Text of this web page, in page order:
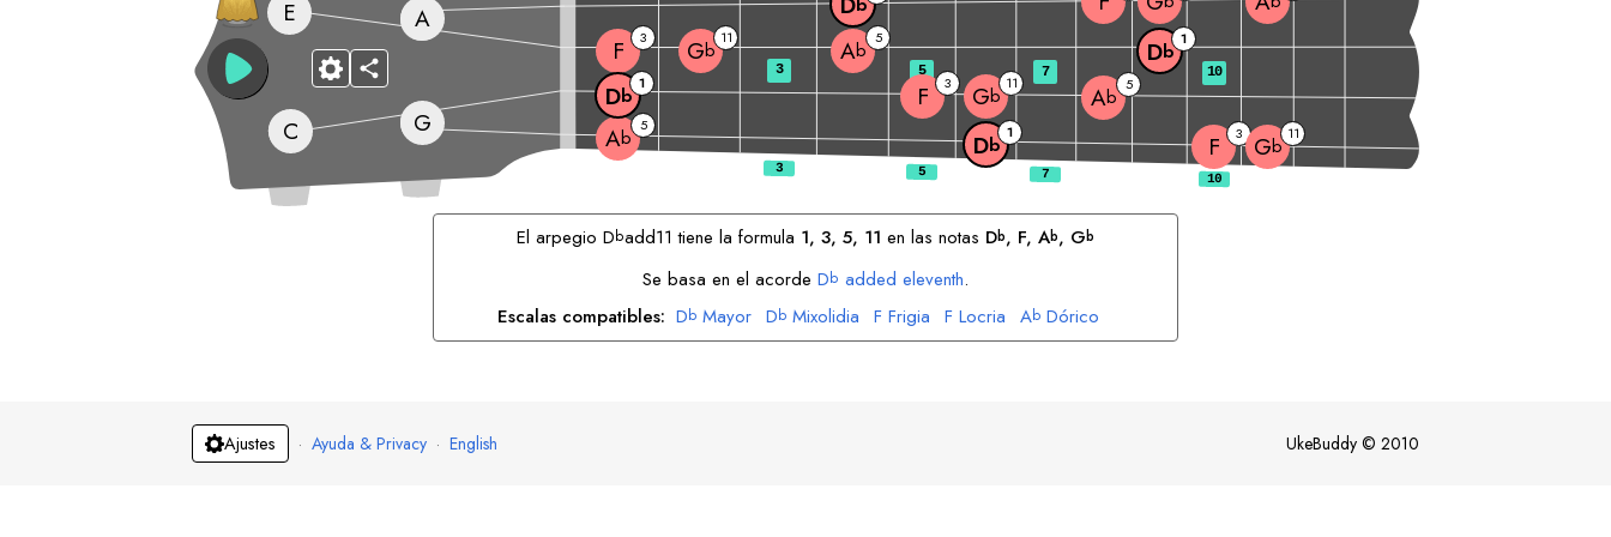
G Ab 5
Db 1 F 3 Gb 11
C
Db 1 F 3 Gb 11 Ab 5
E
F
3 Gb 11 Ab 5 Db 1
A
3 5 7 10
El arpegio Dbadd11 tiene la formula 1, 3, 5, 11 en las notas Db, F, Ab, Gb
Se basa en el acorde Db added eleventh.
Escalas compatibles: Db Mayor Db Mixolidia F Frigia F Locria Ab Dórico
Ab Mixolidia Gb Mayor Gb Lidia
Ajustes · Ayuda & Privacy · English UkeBuddy © 2010